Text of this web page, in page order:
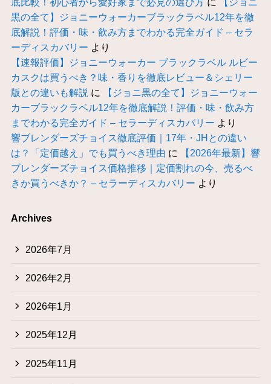
黒の全て】ジョニーウォーカーブラックラベル12年を徹
底解説！評価・味・飲み方までわかる完全ガイド – セラ
ーディスカバリー より
【速報評価】ジョニーウォーカー ブラックラベル ルビー
カスクは買うべき？味・香りを徹底レビュー＆シェリー
版との違いも解説 に
【ジョニ黒の全て】ジョニーウォー
カーブラックラベル12年を徹底解説！評価・味・飲み方
までわかる完全ガイド – セラーディスカバリー より
響ブレンダーズチョイス徹底評価｜17年・JHとの違い
は？「定価越え」でも買うべき理由 に
【2026年最新】響
ブレンダーズチョイス価格推移｜定価割れの今、売るべ
きか買うべきか？ – セラーディスカバリー より
Archives
2026年7月
2026年2月
2026年1月
2025年12月
2025年11月